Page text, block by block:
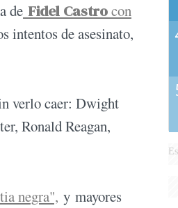
de Fidel Castrocon
intentos de asesinato,
verlo caer: Dwight
Ronald Reagan,
negra", y mayores